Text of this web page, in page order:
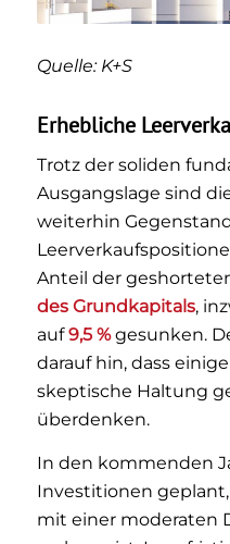
Quelle: K+S
Erhebliche
Trotz der soliden
Ausgangslage sind
weiterhin
Anteil der
des Grundkapitals,
auf9,5 %gesunken.
darauf hin, dass
skeptische Haltung
überdenken.
In den kommenden
Investitionen
mit einer moderaten